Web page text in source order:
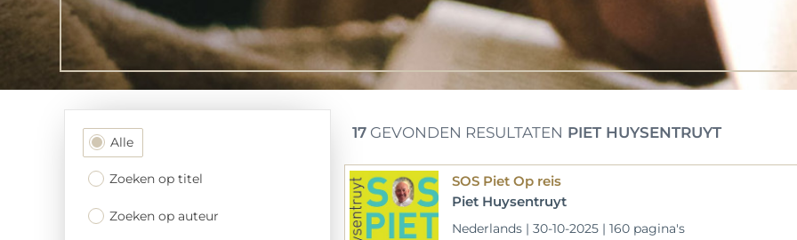
Filtersectie
Alle
Zoeken op titel
Zoeken op auteur
17 GEVONDEN RESULTATEN PIET HUYSENTRUYT
SOS Piet Op reis
Piet Huysentruyt
Nederlands | 30-10-2025 | 160 pagina's